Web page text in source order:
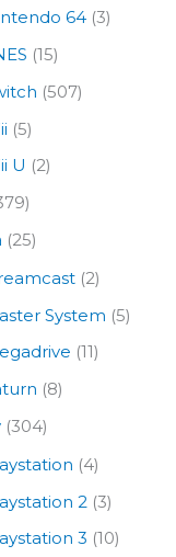
64 (3)
(15)
(507)
(5)
U (2)
(25)
(2)
System (5)
(11)
(8)
(304)
(4)
2 (3)
3 (10)